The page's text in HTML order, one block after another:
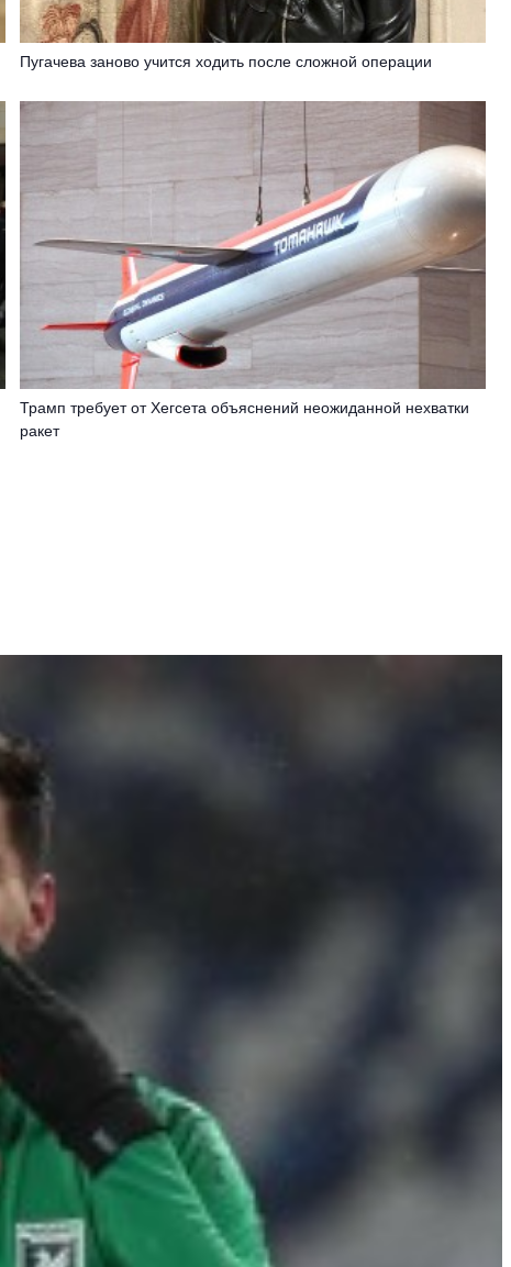
Пугачева заново учится ходить после сложной операции
Трамп требует от Хегсета объяснений неожиданной нехватки
ракет